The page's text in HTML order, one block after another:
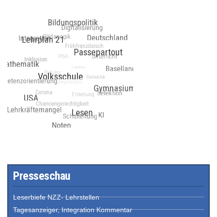
Presseschau
Leserbiefe NZZ- Lehrstellen
Tagesanzeiger, Integration Kommentar